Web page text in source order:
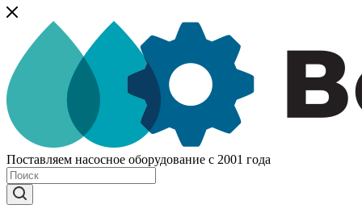
Поставляем насосное оборудование с 2001 года